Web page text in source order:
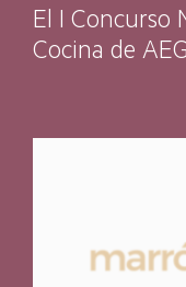
El I Concurso
Cocina de